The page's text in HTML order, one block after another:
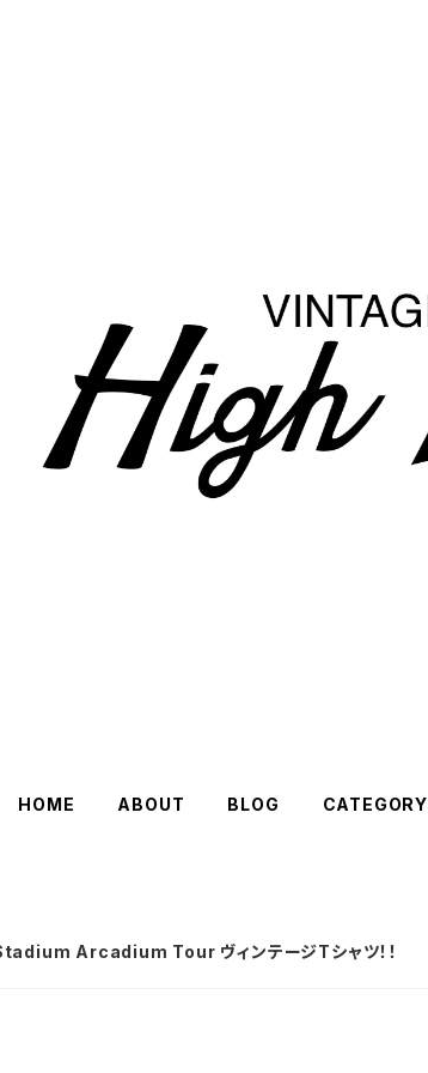
HOME ABOUT BLOG CATEGORY
Arcadium Tour ヴィンテージTシャツ！！